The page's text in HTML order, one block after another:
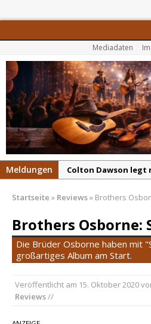
Mediadaten
Meldungen
Colton Dawson legt
Carly Pearce
Vergleich mit
Ella Langley
„Choosin‘ Texas“
pez veröffentlicht
Startseite » Reviews» Brothers
Brothers Osborne:
Die Brüder Osborne haben mit
großartiges Album am Start.
Veröffentlicht am 15. Oktober 2020
Reviews//